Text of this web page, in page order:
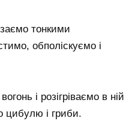
тонкими
обполіскуємо і
і розігріваємо в ній
цибулю і гриби.